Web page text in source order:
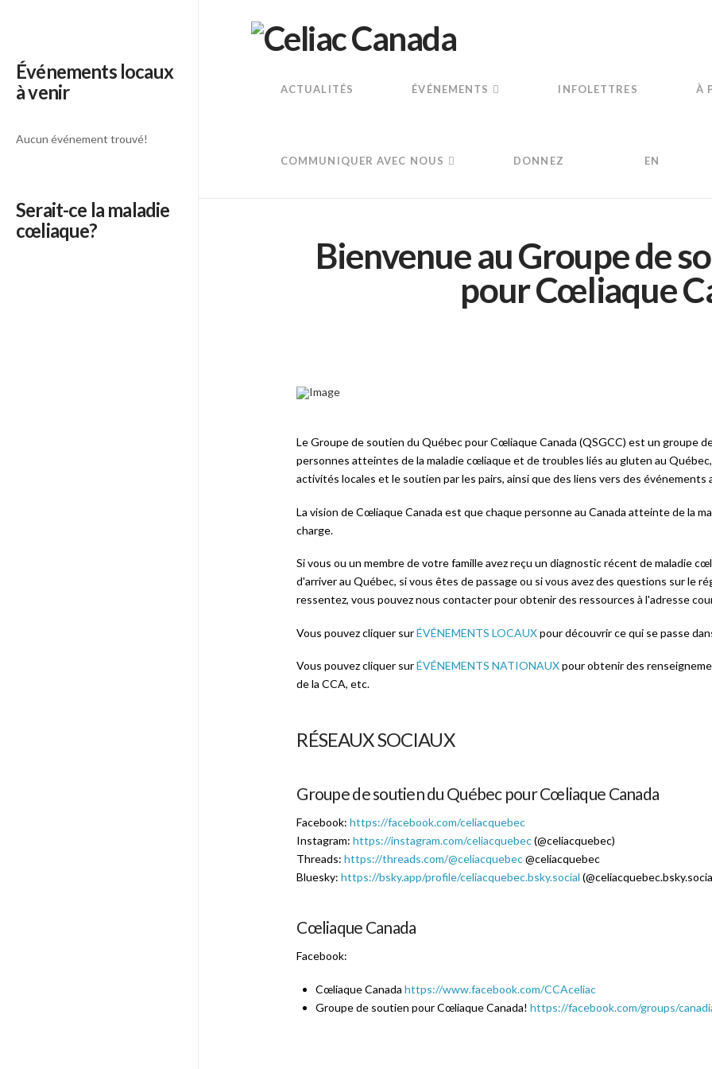
ACTUALITÉS ÉVÉNEMENTS INFOLETTRES À
COMMUNIQUER AVEC NOUS DONNEZ EN
Bienvenue au Groupe de
pour Cœliaque
Le Groupe de soutien du Québec pour Cœliaque Canada (QSGCC) est un groupe
personnes atteintes de la maladie cœliaque et de troubles liés au gluten au
activités locales et le soutien par les pairs, ainsi que des liens vers des événements
La vision de Cœliaque Canada est que chaque personne au Canada atteinte de la
charge.
Si vous ou un membre de votre famille avez reçu un diagnostic récent de maladie
d'arriver au Québec, si vous êtes de passage ou si vous avez des questions sur le
ressentez, vous pouvez nous contacter pour obtenir des ressources à l'adresse
Vous pouvez cliquer sur ÉVÉNEMENTS LOCAUXpour découvrir ce qui se passe
Vous pouvez cliquer sur ÉVÉNEMENTS NATIONAUXpour obtenir des
de la CCA, etc.
RÉSEAUX SOCIAUX
Groupe de soutien du Québec pour Cœliaque Canada
Facebook:https://facebook.com/celiacquebec
Instagram:https://instagram.com/celiacquebec(@celiacquebec)
Threads:https://threads.com/@celiacquebec@celiacquebec
Bluesky:https://bsky.app/profile/celiacquebec.bsky.social
Cœliaque Canada
Facebook:
Cœliaque Canada https://www.facebook.com/CCAceliac
Groupe de soutien pour Cœliaque Canada! https://facebook.com/groups/
Événements locaux
à venir
Aucun événement trouvé!
Serait-ce la maladie
cœliaque?